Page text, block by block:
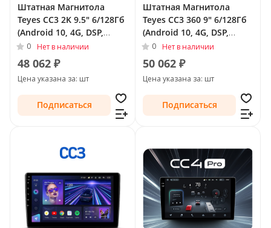
Штатная Магнитола
Teyes CC3 2K 9.5" 6/128Гб
(Android 10, 4G, DSP,
QLed) для Chrysler
Voyager V Рестайлинг
2011 - 2016
0 Нет в наличии
48 062 ₽
Цена указана за: шт
Подписаться
Штатная Магнитола
Teyes CC3 360 9" 6/128Гб
(Android 10, 4G, DSP,
QLed) - круговой обзор
для Chrysler Voyager V
Рестайлинг 2011 - 2016
0 Нет в наличии
50 062 ₽
Цена указана за: шт
Подписаться